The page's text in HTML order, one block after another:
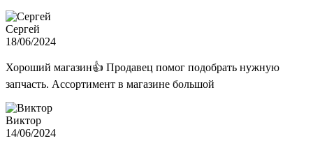
Сергей
18/06/2024
Хороший магазин👍 Продавец помог подобрать нужную
запчасть. Ассортимент в магазине большой
Виктор
14/06/2024